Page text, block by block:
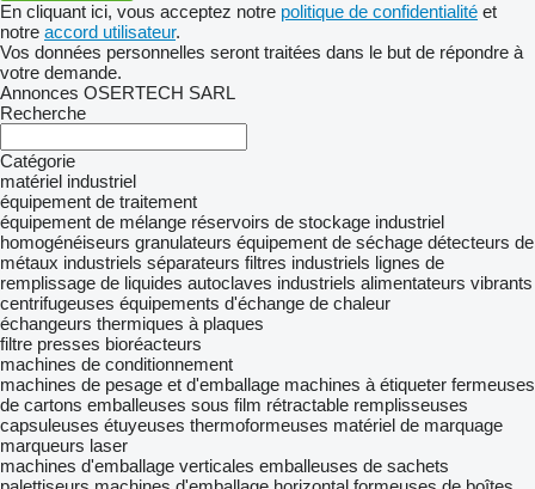
En cliquant ici, vous acceptez notre politique de confidentialité et
notre accord utilisateur.
Vos données personnelles seront traitées dans le but de répondre à
votre demande.
Annonces OSERTECH SARL
Recherche
Catégorie
matériel industriel
équipement de traitement
équipement de mélange réservoirs de stockage industriel
homogénéiseurs granulateurs équipement de séchage détecteurs de
métaux industriels séparateurs filtres industriels lignes de
remplissage de liquides autoclaves industriels alimentateurs vibrants
centrifugeuses équipements d'échange de chaleur
échangeurs thermiques à plaques
filtre presses bioréacteurs
machines de conditionnement
machines de pesage et d'emballage machines à étiqueter fermeuses
de cartons emballeuses sous film rétractable remplisseuses
capsuleuses étuyeuses thermoformeuses matériel de marquage
marqueurs laser
machines d'emballage verticales emballeuses de sachets